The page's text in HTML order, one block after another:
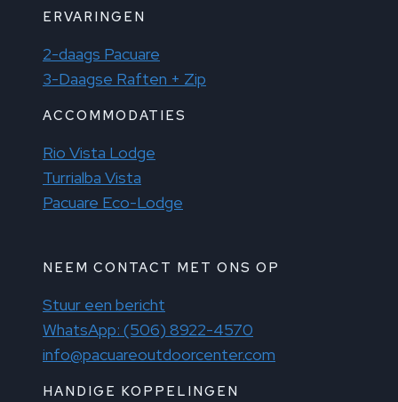
ERVARINGEN
2-daags Pacuare
3-Daagse Raften + Zip
ACCOMMODATIES
Rio Vista Lodge
Turrialba Vista
Pacuare Eco-Lodge
NEEM CONTACT MET ONS OP
Stuur een bericht
WhatsApp: (506) 8922-4570
info@pacuareoutdoorcenter.com
HANDIGE KOPPELINGEN